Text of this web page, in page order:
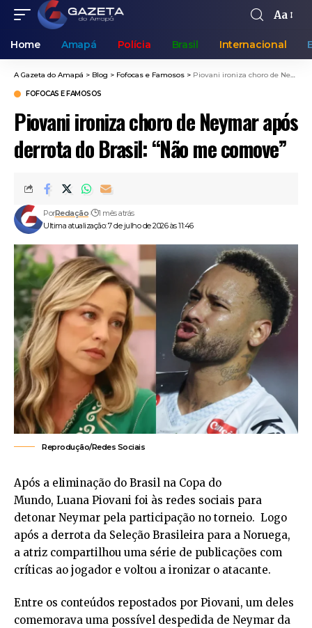
Aa
Home Amapá Polícia Brasil Internacional
A Gazeta do Amapá > Blog > Fofocas e Famosos > Piovani ironiza choro de Neymar após derrota do Brasil: “Não me comove”
FOFOCAS E FAMOSOS
Piovani ironiza choro de Neymar após
derrota do Brasil: “Não me comove”
Ultima atualização: 7 de julho de 2026 às 11:46
PorRedação 1 mês atrás
Reprodução/Redes Sociais
Após a eliminação do Brasil na Copa do
Mundo, Luana Piovani foi às redes sociais para
detonar Neymar pela participação no torneio. Logo
após a derrota da Seleção Brasileira para a Noruega,
a atriz compartilhou uma série de publicações com
críticas ao jogador e voltou a ironizar o atacante.
Entre os conteúdos repostados por Piovani, um deles
comemorava uma possível despedida de Neymar da